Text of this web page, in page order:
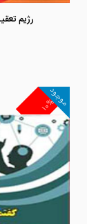
رژیم
۱۰%
موجود